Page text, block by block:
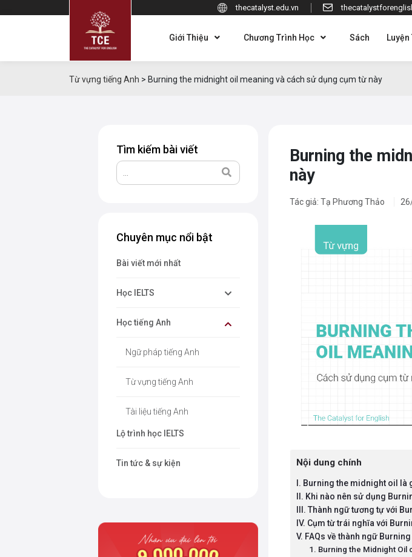
thecatalyst.edu.vn
Giới Thiệu Chương Trình Học Sách Luyện
Từ vựng tiếng Anh > Burning the midnight oil meaning và cách sử dụng cụm từ này
Tìm kiếm bài viết
Chuyên mục nổi bật
Bài viết mới nhất
Học IELTS
Học tiếng Anh
Ngữ pháp tiếng Anh
Từ vựng tiếng Anh
Tài liệu tiếng Anh
Lộ trình học IELTS
Tin tức & sự kiện
Burning the
này
Tác giả: Tạ Phương Thảo
Nội dung chính
I. Burning the midnight oil là
II. Khi nào nên sử dụng
III. Thành ngữ tương tự với
IV. Cụm từ trái nghĩa với
V. FAQs về thành ngữ
1. Burning the Midnight Oil